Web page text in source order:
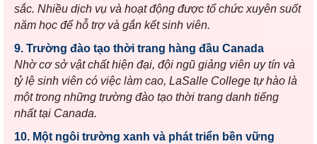
sắc. Nhiều dịch vụ và hoạt động được tổ chức xuyên suốt
năm học để hỗ trợ và gắn kết sinh viên.
9. Trường đào tạo thời trang hàng đầu Canada
Nhờ cơ sở vật chất hiện đại, đội ngũ giảng viên uy tín và
tỷ lệ sinh viên có việc làm cao, LaSalle College tự hào là
một trong những trường đào tạo thời trang danh tiếng
nhất tại Canada.
10. Một ngôi trường xanh và phát triển bền vững